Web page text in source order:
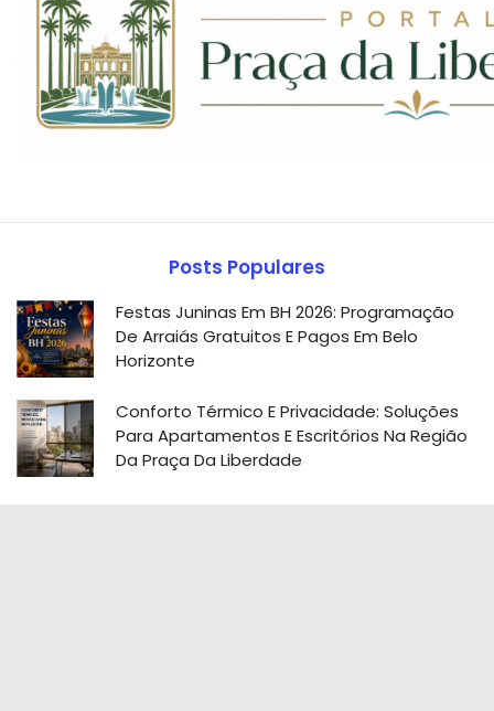
Posts Populares
Festas Juninas Em BH 2026: Programação
De Arraiás Gratuitos E Pagos Em Belo
Horizonte
Conforto Térmico E Privacidade: Soluções
Para Apartamentos E Escritórios Na Região
Da Praça Da Liberdade